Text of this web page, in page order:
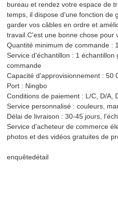
bureau et rendez votre espace de
temps, il dispose d'une fonction de
garder vos câbles en ordre et
travail.C'est une bonne chose pour
Quantité minimum de commande :
Service d'échantillon : 1
commande
Capacité d'approvisionnement : 50
Port : Ningbo
Conditions de paiement : L/C, D/A,
Service personnalisé : couleurs,
Délai de livraison : 30-45 jours,
Service d'acheteur de commerce
photos et des vidéos gratuites de
enquêtedétail